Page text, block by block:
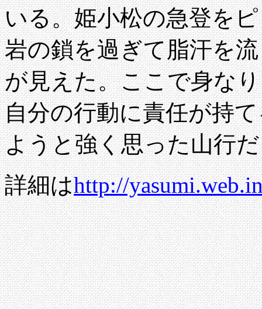
いる。姫小松の急登を
岩の鎖を過ぎて脂汗を
が見えた。ここで身な
自分の行動に責任が持
ようと強く思った山行
詳細はhttp://